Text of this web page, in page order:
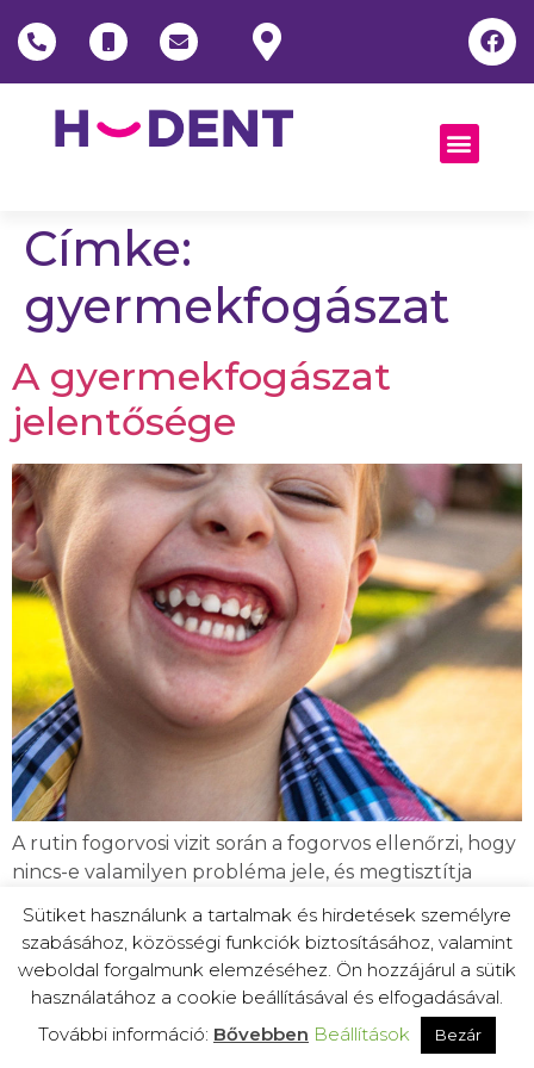
Címke:
gyermekfogászat
A gyermekfogászat
jelentősége
A rutin fogorvosi vizit során a fogorvos ellenőrzi, hogy
nincs-e valamilyen probléma jele, és megtisztítja
lerakódott lepedéket vagy fogkövet. Ez egy jó
alkalom arra is, hogy esetleges kérdéseit ,
aggodalmait megossza a gyermeke szájának
Sütiket használunk a tartalmak és hirdetések személyre
szabásához, közösségi funkciók biztosításához, valamint
weboldal forgalmunk elemzéséhez. Ön hozzájárul a sütik
használatához a cookie beállításával és elfogadásával.
További információ: Bővebben Beállítások Bezár